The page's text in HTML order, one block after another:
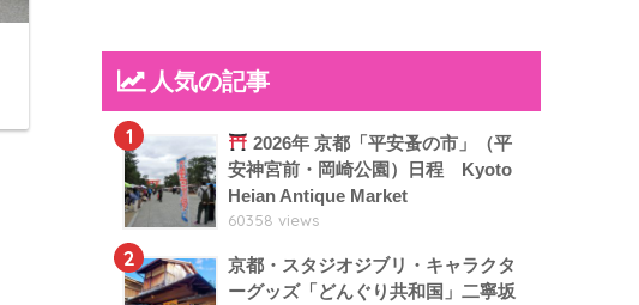
人気の記事
1
2026年 京都「平安蚤の市」（平
安神宮前・岡崎公園）日程 Kyoto
Heian Antique Market
60358 views
2
京都・スタジオジブリ・キャラクタ
ーグッズ「どんぐり共和国」二寧坂